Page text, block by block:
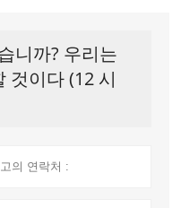
니까? 우리는
것이다 (12 시